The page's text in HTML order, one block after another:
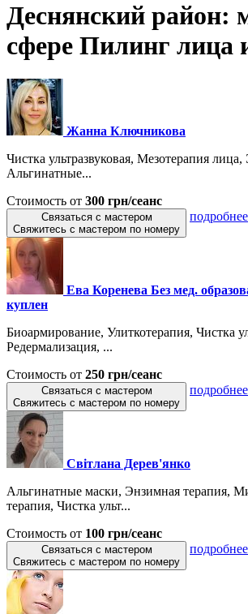
Деснянский район:
сфере Пилинг лица
Жанна Ключникова
Чистка ультразвуковая, Мезотерапия
Альгинатные...
Стоимость от 300 грн/сеанс
Связаться с мастером
Свяжитесь с мастером по номеру
подробнее
Ева Коренева Без мед.
куплен
Биоармирование, Улиткотерапия, Чистка
Редермализация, ...
Стоимость от 250 грн/сеанс
Связаться с мастером
Свяжитесь с мастером по номеру
подробнее
Світлана Дерев'янко
Альгинатные маски, Энзимная терапия,
терапия, Чистка ульт...
Стоимость от 100 грн/сеанс
Связаться с мастером
Свяжитесь с мастером по номеру
подробнее